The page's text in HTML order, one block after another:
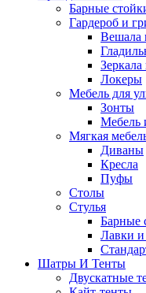
Барные
Гардероб и
Вешала
Локеры
Мебель для
Зонты
Мебель
Мягкая
Диваны
Кресла
Пуфы
Столы
Стулья
Барные
Лавки и
Шатры И Тенты
Двускатные